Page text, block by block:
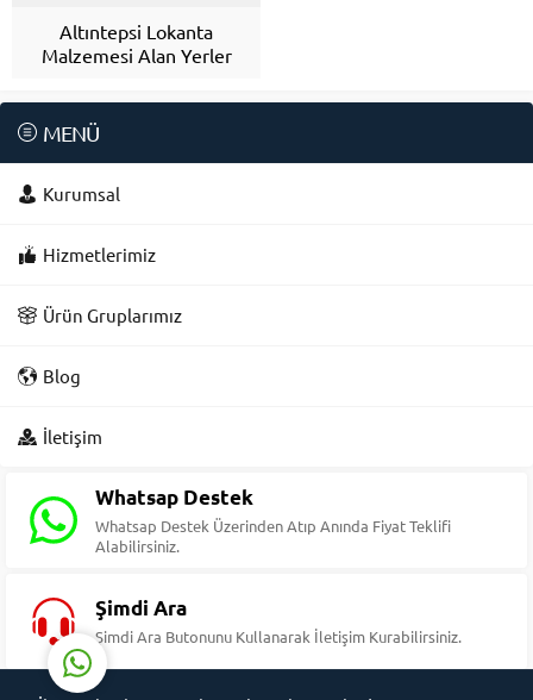
Altıntepsi Lokanta
Malzemesi Alan Yerler
MENÜ
Kurumsal
Hizmetlerimiz
Ürün Gruplarımız
Blog
İletişim
Whatsap Destek
Whatsap Destek Üzerinden Atıp Anında Fiyat Teklifi
Alabilirsiniz.
Şimdi Ara
Şimdi Ara Butonunu Kullanarak İletişim Kurabilirsiniz.